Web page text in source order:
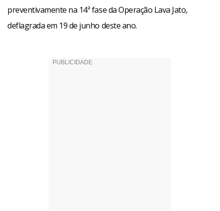
preventivamente na 14ª fase da Operação Lava Jato,
deflagrada em 19 de junho deste ano.